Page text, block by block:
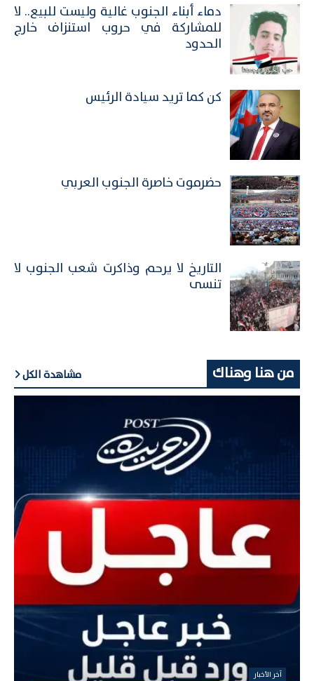
​دماء أبناء الجنوب غالية وليست للبيع.. لا
للمشاركة في حروب استنزاف خارج
الحدود
كن كما تريد سيادة الرئيس
حضرموت خاصرة الجنوب العربي
التاريخ لا يرحم وذاكرت شعب الجنوب لا
تنسى
من هنا وهناك مشاهدة الكل
آخر الأخبار